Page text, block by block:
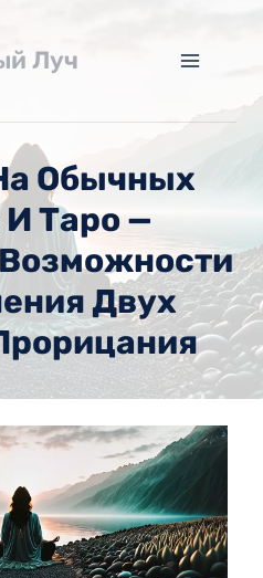
Луч
Обычных
И Таро —
Двух